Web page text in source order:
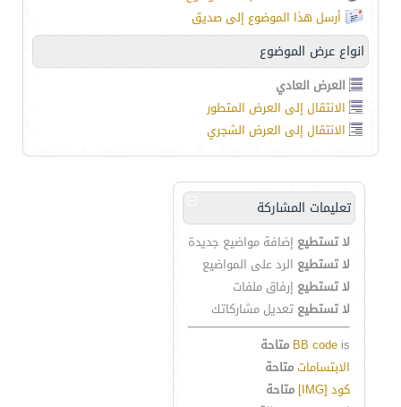
أرسل هذا الموضوع إلى صديق
انواع عرض الموضوع
العرض العادي
الانتقال إلى العرض المتطور
الانتقال إلى العرض الشجري
تعليمات المشاركة
لا تستطيع إضافة مواضيع جديدة
لا تستطيع الرد على المواضيع
لا تستطيع إرفاق ملفات
لا تستطيع تعديل مشاركاتك
BB code is
متاحة
الابتساماتمتاحة
كود [IMG]
متاحة